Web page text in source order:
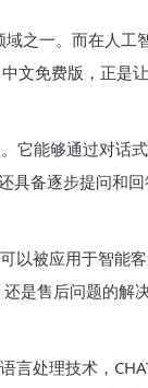
之一。而在人工
文免费版，正是
它能够通过对话
具备逐步提问和
以被应用于智能
是售后问题的解
言处理技术，